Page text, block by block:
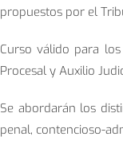
propuestos por el
Curso válido para
Procesal y Auxilio
Se abordarán los
penal, contencioso-